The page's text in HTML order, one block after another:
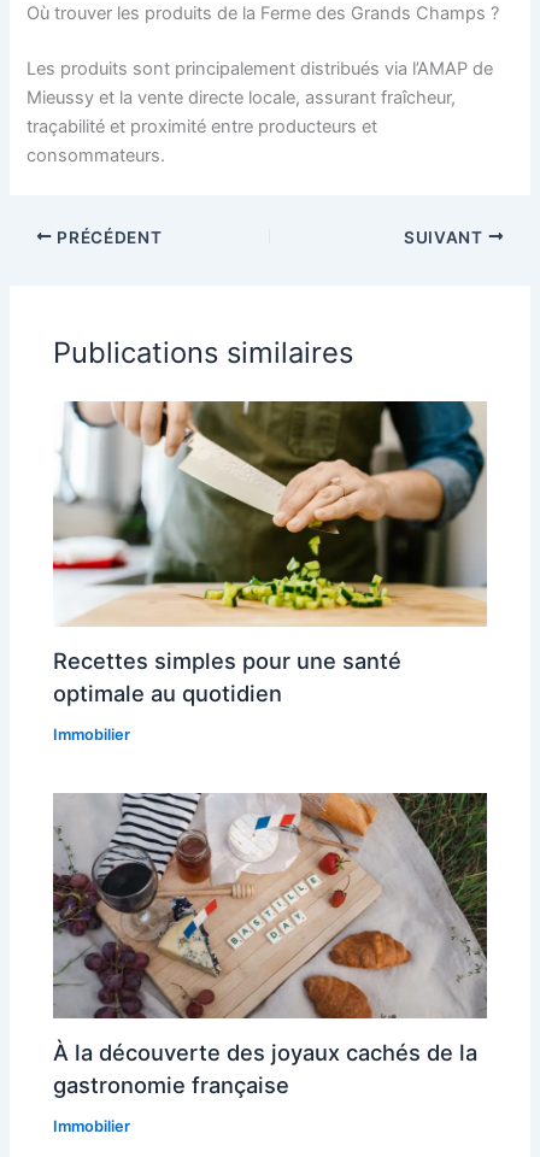
Où trouver les produits de la Ferme des Grands Champs ?
Les produits sont principalement distribués via l’AMAP de
Mieussy et la vente directe locale, assurant fraîcheur,
traçabilité et proximité entre producteurs et
consommateurs.
PRÉCÉDENT SUIVANT
Publications similaires
Recettes simples pour une santé
optimale au quotidien
Immobilier
À la découverte des joyaux cachés de la
gastronomie française
Immobilier